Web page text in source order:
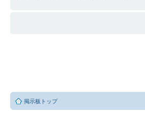
掲示板トップ